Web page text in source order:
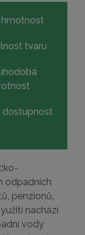
hmotnost
tvaru
dostupnost
odpadních
penzionů,
nachází
vody